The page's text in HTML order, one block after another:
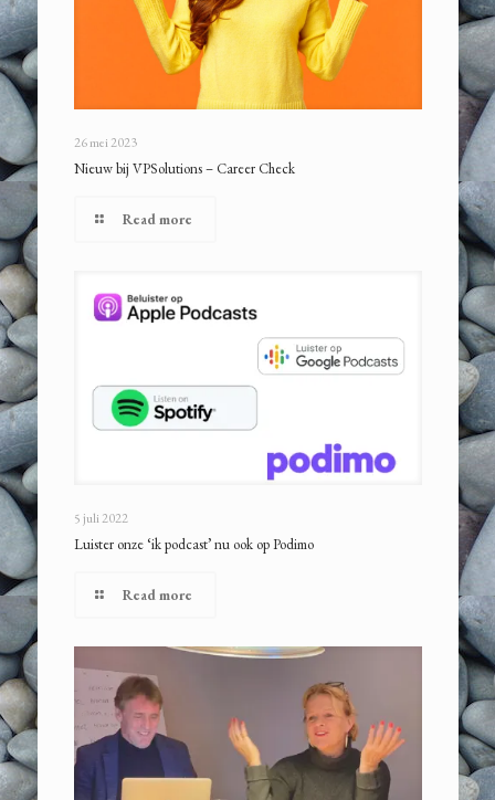
26 mei 2023
Nieuw bij VPSolutions – Career Check
Read more
5 juli 2022
Luister onze ‘ik podcast’ nu ook op Podimo
Read more